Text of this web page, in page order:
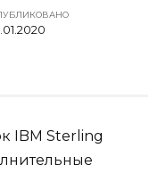
IBM Sterling